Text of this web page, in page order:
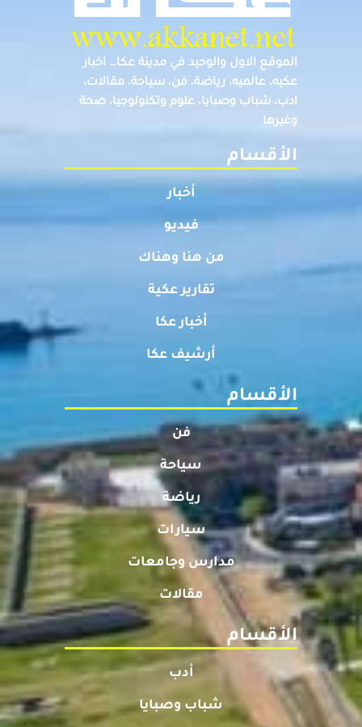
الموقع الاول والوحيد في مدينة عكا… اخبار
عكيه، عالميه، رياضة، فن، سياحة، مقالات،
ادب، شباب وصبايا، علوم وتكنولوجيا، صحة
وغيرها
الأقسام
أخبار
فيديو
من هنا وهناك
تقارير عكية
أخبار عكا
أرشيف عكا
الأقسام
فن
سياحة
رياضة
سيارات
مدارس وجامعات
مقالات
الأقسام
أدب
شباب وصبايا